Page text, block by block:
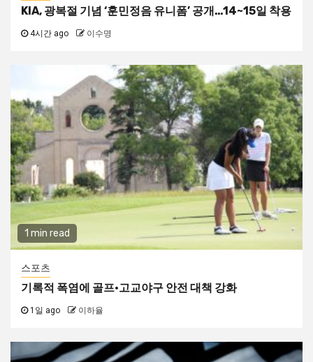
KIA, 광복절 기념 ‘훈민정음 유니폼’ 공개…14~15일 착용
4시간 ago 이수명
1 min read
스포츠
기록적 폭염에 골프·고교야구 안전 대책 강화
1일 ago 이하율